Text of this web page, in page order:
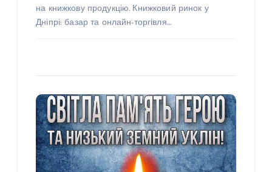
на книжкову продукцію. Книжковий ринок у
Дніпрі: базар та онлайн-торгівля…